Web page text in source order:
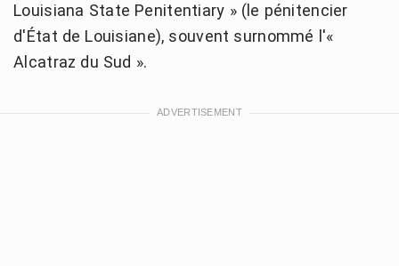
Louisiana State Penitentiary » (le pénitencier
d'État de Louisiane), souvent surnommé l'«
Alcatraz du Sud ».